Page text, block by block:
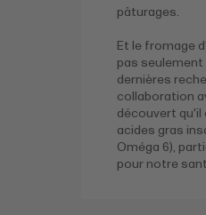
pâturages.
Et le fromage
pas seulement
dernières
collaboration
découvert
acides gras
Oméga 6),
pour notre